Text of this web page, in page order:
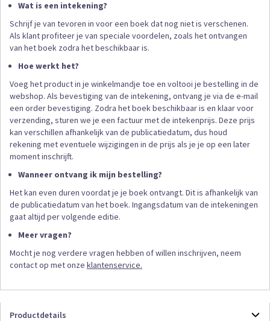
Wat is een intekening?
Schrijf je van tevoren in voor een boek dat nog niet is verschenen.
Als klant profiteer je van speciale voordelen, zoals het ontvangen
van het boek zodra het beschikbaar is.
Hoe werkt het?
Voeg het product in je winkelmandje toe en voltooi je bestelling in de
webshop. Als bevestiging van de intekening, ontvang je via de e-mail
een order bevestiging. Zodra het boek beschikbaar is en klaar voor
verzending, sturen we je een factuur met de intekenprijs. Deze prijs
kan verschillen afhankelijk van de publicatiedatum, dus houd
rekening met eventuele wijzigingen in de prijs als je je op een later
moment inschrijft.
Wanneer ontvang ik mijn bestelling?
Het kan even duren voordat je je boek ontvangt. Dit is afhankelijk van
de publicatiedatum van het boek. Ingangsdatum van de intekeningen
gaat altijd per volgende editie.
Meer vragen?
Mocht je nog verdere vragen hebben of willen inschrijven, neem
contact op met onze klantenservice.
Productdetails